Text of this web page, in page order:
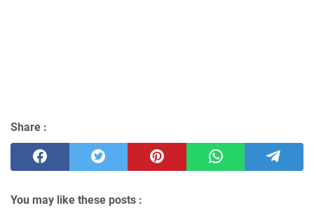
Share :
You may like these posts :